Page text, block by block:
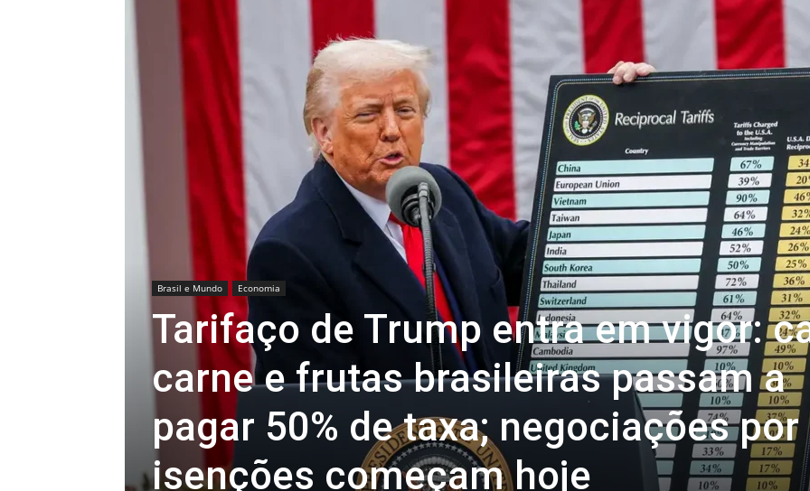
Brasil e Mundo Economia
Tarifaço de Trump entra em vigor:
carne e frutas brasileiras passam a
pagar 50% de taxa; negociações por
isenções começam hoje